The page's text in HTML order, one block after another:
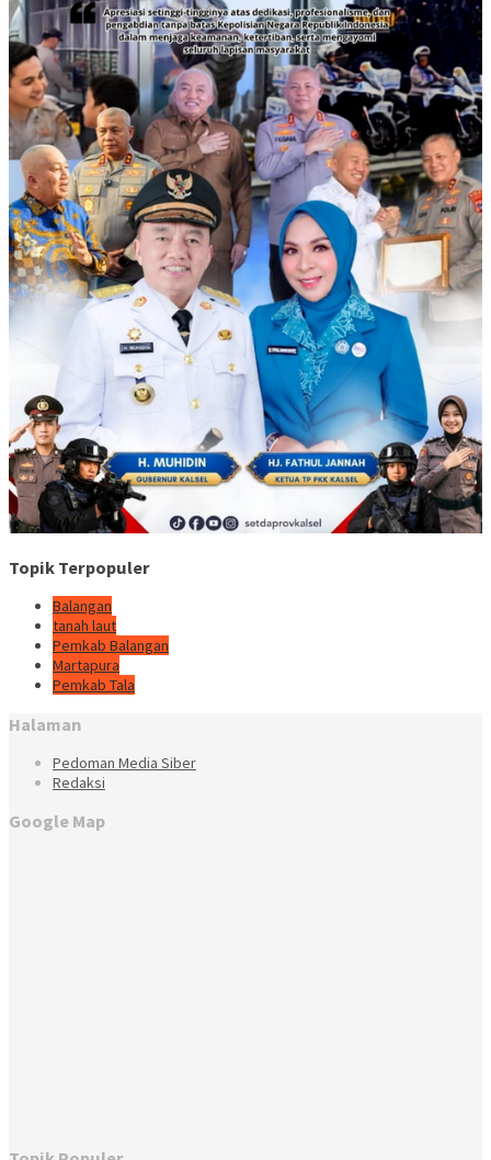
Topik Terpopuler
Balangan
tanah laut
Pemkab Balangan
Martapura
Pemkab Tala
Halaman
Pedoman Media Siber
Redaksi
Google Map